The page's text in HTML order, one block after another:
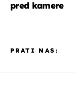
pred kamere
PRATI NAS: